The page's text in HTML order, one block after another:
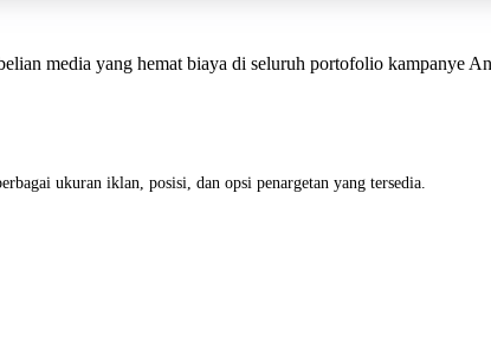
media yang hemat biaya di seluruh portofolio kampanye
ukuran iklan, posisi, dan opsi penargetan yang tersedia.